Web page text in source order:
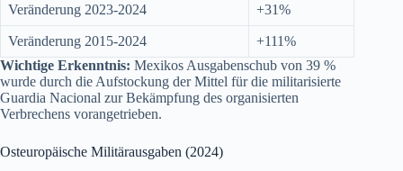
Veränderung 2023-2024 +31%
Veränderung 2015-2024
+111%
Wichtige Erkenntnis: Mexikos Ausgabenschub von 39 %
wurde durch die Aufstockung der Mittel für die militarisierte
Guardia Nacional zur Bekämpfung des organisierten
Verbrechens vorangetrieben.
Osteuropäische Militärausgaben (2024)